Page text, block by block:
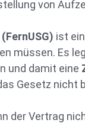
von
ist
müssen. Es
und damit eine
Gesetz
der Vertrag